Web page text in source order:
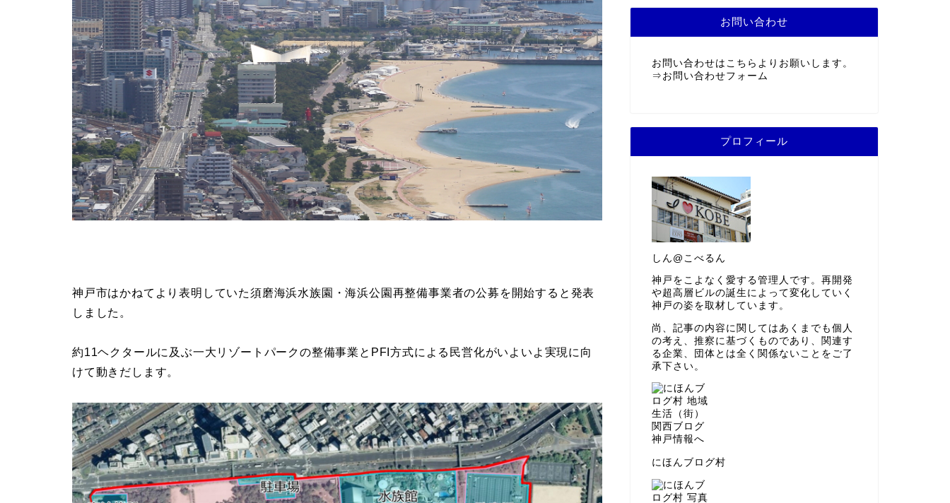
神戸市はかねてより表明していた須磨海浜水族園・海浜公園再整備事業者の公募を開始すると発表
しました。
約11ヘクタールに及ぶ一大リゾートパークの整備事業とPFI方式による民営化がいよいよ実現に向
けて動きだします。
お問い合わせ
お問い合わせはこちらよりお願いします。
⇒ お問い合わせフォーム
プロフィール
しん@こべるん
神戸をこよなく愛する管理人です。再開発
や超高層ビルの誕生によって変化していく
神戸の姿を取材しています。
尚、記事の内容に関してはあくまでも個人
の考え、推察に基づくものであり、関連す
る企業、団体とは全く関係ないことをご了
承下さい。
にほんブログ村